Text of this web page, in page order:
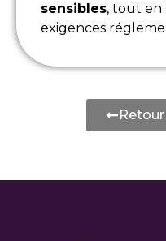
sensibles, tout en
exigences